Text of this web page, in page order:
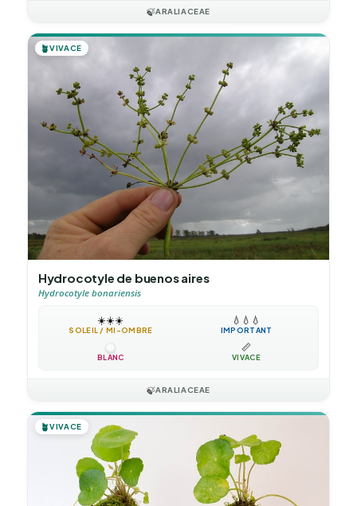
🍃ARALIACEAE
🪴VIVACE
Hydrocotyle de buenos aires
Hydrocotyle bonariensis
☀️☀️☀️
SOLEIL / MI-OMBRE
💧 💧 💧
IMPORTANT
BLANC
📏
VIVACE
🍃ARALIACEAE
🪴VIVACE